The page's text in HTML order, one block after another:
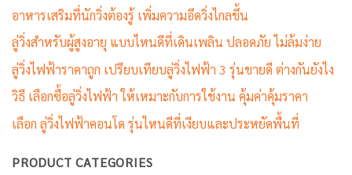
อาหารเสริมที่นักวิ่งต้องรู้ เพิ่มความอึดวิ่งไกลขึ้น
ลู่วิ่งสำหรับผู้สูงอายุ แบบไหนดีที่เดินเพลิน ปลอดภัย ไม่ล้มง่าย
ลู่วิ่งไฟฟ้าราคาถูก เปรียบเทียบลู่วิ่งไฟฟ้า 3 รุ่นขายดี ต่างกันยังไง
วิธี เลือกซื้อลู่วิ่งไฟฟ้า ให้เหมาะกับการใช้งาน คุ้มค่าคุ้มราคา
เลือก ลู่วิ่งไฟฟ้าคอนโด รุ่นไหนดีที่เงียบและประหยัดพื้นที่
PRODUCT CATEGORIES